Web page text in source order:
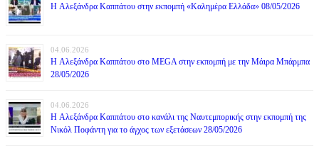
H Αλεξάνδρα Καππάτου στην εκπομπή «Καλημέρα Ελλάδα» 08/05/2026
04.06.2026
H Αλεξάνδρα Καππάτου στο MEGA στην εκπομπή με την Μάιρα Mπάρμπα
28/05/2026
04.06.2026
H Αλεξάνδρα Καππάτου στο κανάλι της Ναυτεμπορικής στην εκπομπή της
Νικόλ Ποφάντη για το άγχος των εξετάσεων 28/05/2026